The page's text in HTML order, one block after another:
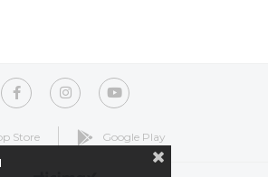
Store Google Play